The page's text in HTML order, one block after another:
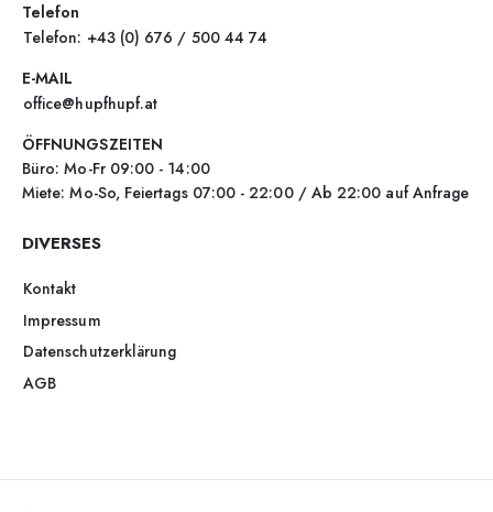
Telefon
Telefon: +43 (0) 676 / 500 44 74
E-MAIL
office@hupfhupf.at
ÖFFNUNGSZEITEN
Büro: Mo-Fr 09:00 - 14:00
Miete: Mo-So, Feiertags 07:00 - 22:00 / Ab 22:00 auf Anfrage
DIVERSES
Kontakt
Impressum
Datenschutzerklärung
AGB